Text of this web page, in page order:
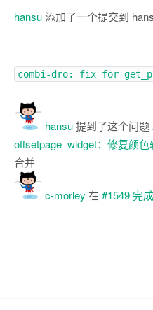
hansu添加了一个提交到
combi-dro: fix for
hansu提到了这个问题
offsetpage_widget：修复颜
合并
c-morley 在 #1549完成